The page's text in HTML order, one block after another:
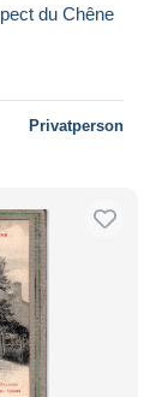
du Chêne
Privatperson